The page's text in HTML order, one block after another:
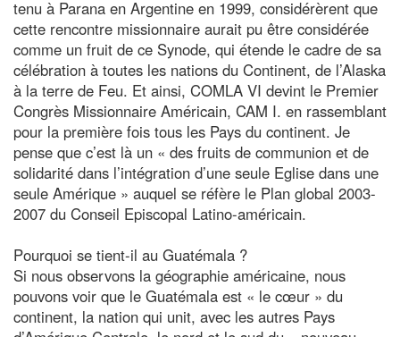
tenu à Parana en Argentine en 1999, considérèrent que
cette rencontre missionnaire aurait pu être considérée
comme un fruit de ce Synode, qui étende le cadre de sa
célébration à toutes les nations du Continent, de l’Alaska
à la terre de Feu. Et ainsi, COMLA VI devint le Premier
Congrès Missionnaire Américain, CAM I. en rassemblant
pour la première fois tous les Pays du continent. Je
pense que c’est là un « des fruits de communion et de
solidarité dans l’intégration d’une seule Eglise dans une
seule Amérique » auquel se réfère le Plan global 2003-
2007 du Conseil Episcopal Latino-américain.
Pourquoi se tient-il au Guatémala ?
Si nous observons la géographie américaine, nous
pouvons voir que le Guatémala est « le cœur » du
continent, la nation qui unit, avec les autres Pays